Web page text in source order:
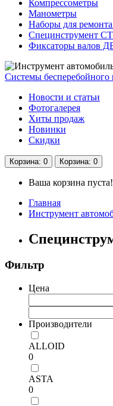
Компрессометры
Манометры
Наборы для ремонта
Специнструмент
Фиксаторы валов
Системы бесперебойного
Новости и статьи
Фотогалерея
Хиты продаж
Новинки
Скидки
Корзина: 0 Корзина: 0
Ваша корзина пуста!
Главная
Инструмент
Фильтр
Цена
Производители
ALLOID
0
ASTA
0